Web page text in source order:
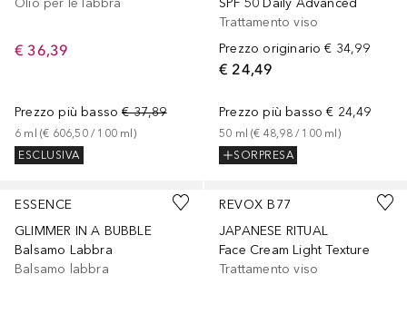
€ 36,39
Prezzo più basso € 37,89
6 ml (€ 606,50 / 100 ml)
ESCLUSIVA
Trattamento viso
Prezzo originario € 34,99
€ 24,49
Prezzo più basso € 24,49
50 ml (€ 48,98 / 100 ml)
SORPRESA
ESSENCE
GLIMMER IN A BUBBLE
Balsamo Labbra
Balsamo labbra
REVOX B77
JAPANESE RITUAL
Face Cream Light Texture
Trattamento viso